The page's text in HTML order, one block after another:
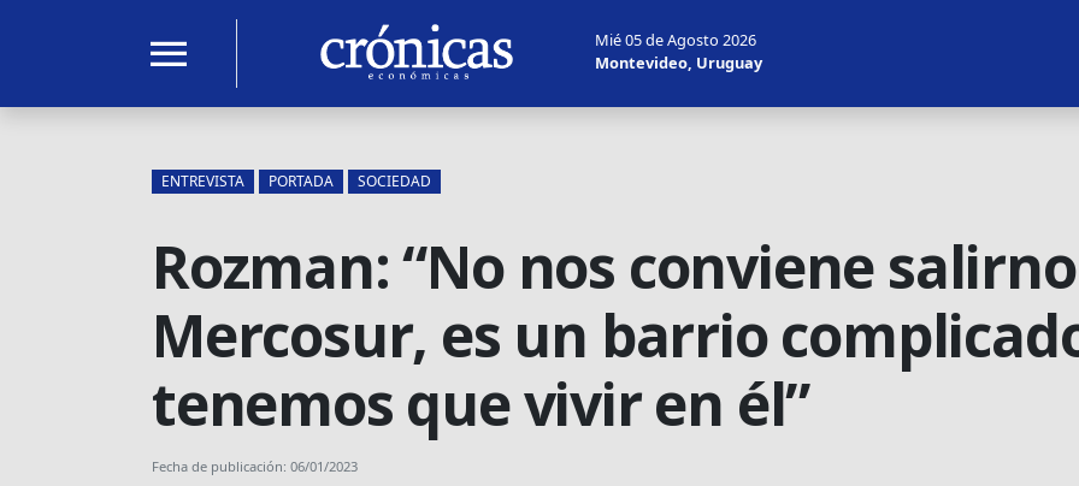
menu
Mié 05 de Agosto 2026
Montevideo, Uruguay
ENTREVISTA PORTADA SOCIEDAD
Rozman: “No nos conviene
Mercosur, es un barrio
tenemos que vivir en él”
Fecha de publicación: 06/01/2023